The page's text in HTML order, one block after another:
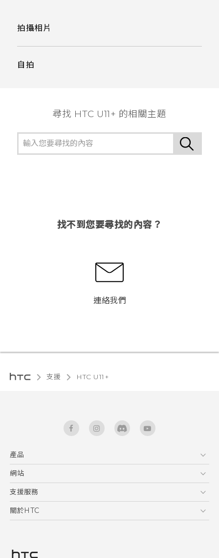
拍攝相片
自拍
尋找 HTC U11+ 的相關主題
找不到您要尋找的內容？
連絡我們
支援 HTC U11+‎
產品
5G
智能手機
區塊鍊手機
網站
HTC Dev
HTC Research
支援服務
服務中心
關於HTC